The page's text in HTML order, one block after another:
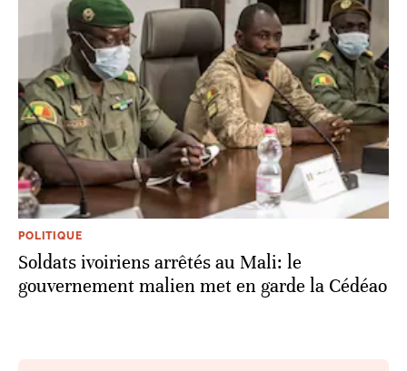
POLITIQUE
Soldats ivoiriens arrêtés au Mali: le
gouvernement malien met en garde la Cédéao